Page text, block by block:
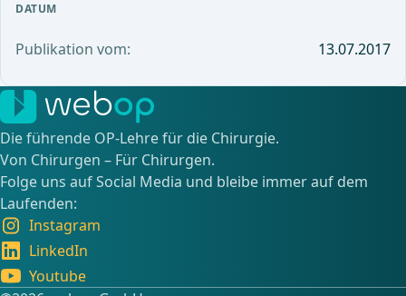
DATUM
Publikation vom: 13.07.2017
Die führende OP-Lehre für die Chirurgie.
Von Chirurgen – Für Chirurgen.
Folge uns auf Social Media und bleibe immer auf dem
Laufenden:
Instagram
LinkedIn
Youtube